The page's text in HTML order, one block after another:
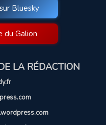
Bluesky
du Galion
LA RÉDACTION